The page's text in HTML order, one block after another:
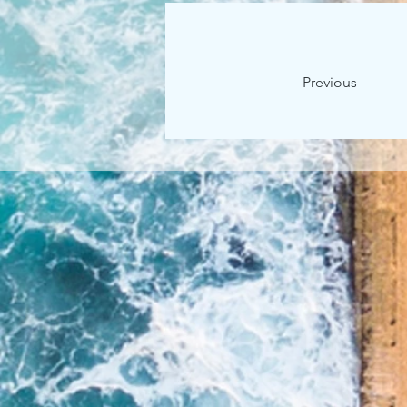
Previous